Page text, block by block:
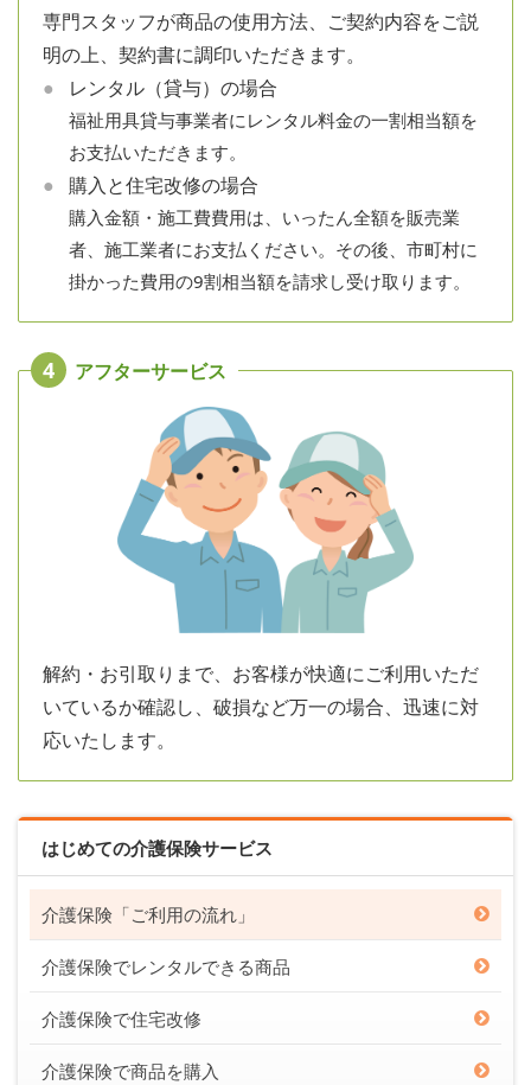
専門スタッフが商品の使用方法、ご契約内容をご説
明の上、契約書に調印いただきます。
レンタル（貸与）の場合
福祉用具貸与事業者にレンタル料金の一割相当額を
お支払いただきます。
購入と住宅改修の場合
購入金額・施工費費用は、いったん全額を販売業
者、施工業者にお支払ください。その後、市町村に
掛かった費用の9割相当額を請求し受け取ります。
4 アフターサービス
解約・お引取りまで、お客様が快適にご利用いただ
いているか確認し、破損など万一の場合、迅速に対
応いたします。
はじめての介護保険サービス
介護保険「ご利用の流れ」
介護保険でレンタルできる商品
介護保険で住宅改修
介護保険で商品を購入